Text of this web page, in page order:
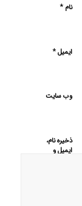
نام *
ایمیل*
وب‌ سایت
ذخیره نام،
ایمیل و